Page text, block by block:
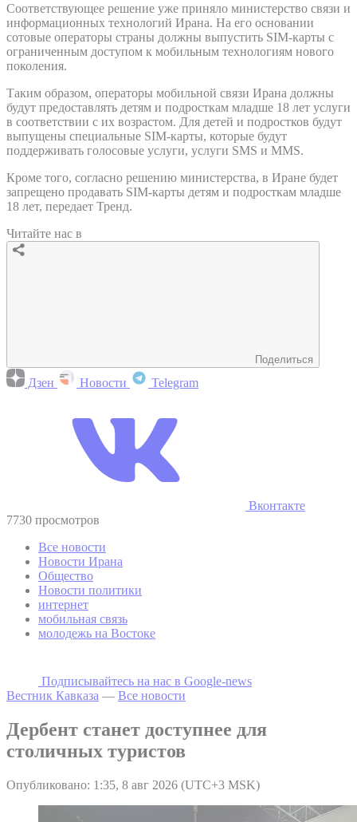
Соответствующее решение уже приняло министерство связи и
информационных технологий Ирана. На его основании
сотовые операторы страны должны выпустить SIM-карты с
ограниченным доступом к мобильным технологиям нового
поколения.
Таким образом, операторы мобильной связи Ирана должны
будут предоставлять детям и подросткам младше 18 лет услуги
в соответствии с их возрастом. Для детей и подростков будут
выпущены специальные SIM-карты, которые будут
поддерживать голосовые услуги, услуги SMS и MMS.
Кроме того, согласно решению министерства, в Иране будет
запрещено продавать SIM-карты детям и подросткам младше
18 лет, передает Тренд.
Читайте нас в
Поделиться
Дзен Новости Telegram
Вконтакте
7730 просмотров
Все новости
Новости Ирана
Общество
Новости политики
интернет
мобильная связь
молодежь на Востоке
Подписывайтесь на наc в Google-news
Вестник Кавказа — Все новости
Дербент станет доступнее для
столичных туристов
Опубликовано: 1:35, 8 авг 2026 (UTC+3 MSK)